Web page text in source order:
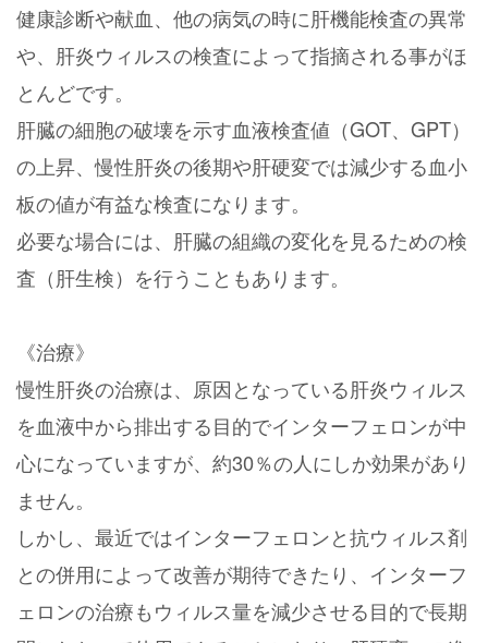
健康診断や献血、他の病気の時に肝機能検査の異常
や、肝炎ウィルスの検査によって指摘される事がほ
とんどです。
肝臓の細胞の破壊を示す血液検査値（GOT、GPT）
の上昇、慢性肝炎の後期や肝硬変では減少する血小
板の値が有益な検査になります。
必要な場合には、肝臓の組織の変化を見るための検
査（肝生検）を行うこともあります。
《治療》
慢性肝炎の治療は、原因となっている肝炎ウィルス
を血液中から排出する目的でインターフェロンが中
心になっていますが、約30％の人にしか効果があり
ません。
しかし、最近ではインターフェロンと抗ウィルス剤
との併用によって改善が期待できたり、インターフ
ェロンの治療もウィルス量を減少させる目的で長期